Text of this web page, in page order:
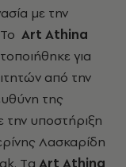
με την
Art Athina
για
από την
της
την υποστήριξη
Λασκαρίδη
Tα Αrt Athina